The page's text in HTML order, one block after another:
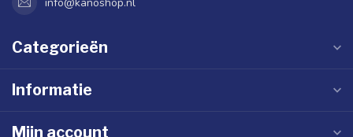
Categorieën
Informatie
Mijn account